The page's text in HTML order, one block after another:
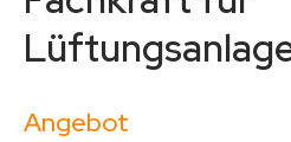
Angebot